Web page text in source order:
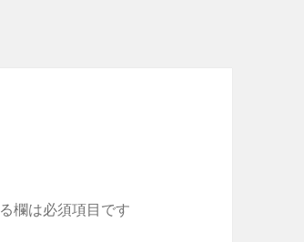
欄は必須項目です